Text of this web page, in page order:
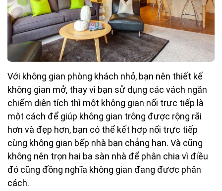
Với không gian phòng khách nhỏ, bạn nên thiết kế
không gian mở, thay vì bạn sử dụng các vách ngăn
chiếm diện tích thì một không gian nối trực tiếp là
một cách để giúp không gian trông được rộng rãi
hơn và đẹp hơn, bạn có thể kết hợp nối trực tiếp
cùng không gian bếp nhà bạn chẳng hạn. Và cũng
không nên trọn hai ba sàn nhà để phân chia vì điều
đó cũng đồng nghĩa không gian đang được phân
cách.